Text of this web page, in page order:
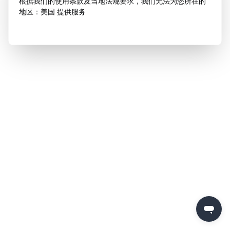
地区：美国 提供服务